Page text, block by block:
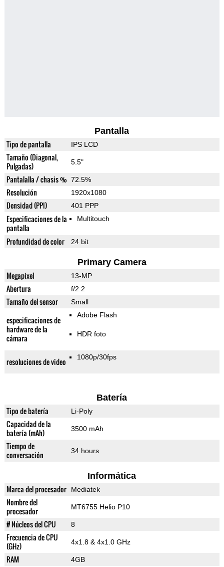
Pantalla
Tipo de pantalla IPS LCD
Tamaño (Diagonal,
Pulgadas)
5.5"
Pantalalla / chasis % 72.5%
Resolución 1920x1080
Densidad (PPI) 401 PPP
Especificaciones de la
pantalla
Multitouch
Profundidad de color 24 bit
Primary Camera
Megapixel 13-MP
Abertura f/2.2
Tamaño del sensor Small
especificaciones de
hardware de la
cámara
Adobe Flash
HDR foto
resoluciones de video 1080p/30fps
Batería
Tipo de batería Li-Poly
Capacidad de la
batería (mAh)
3500 mAh
Tiempo de
conversación
34 hours
Informática
Marca del procesador Mediatek
Nombre del
procesador
MT6755 Helio P10
# Núcleos del CPU 8
Frecuencia de CPU
(GHz)
4x1.8 & 4x1.0 GHz
RAM 4GB